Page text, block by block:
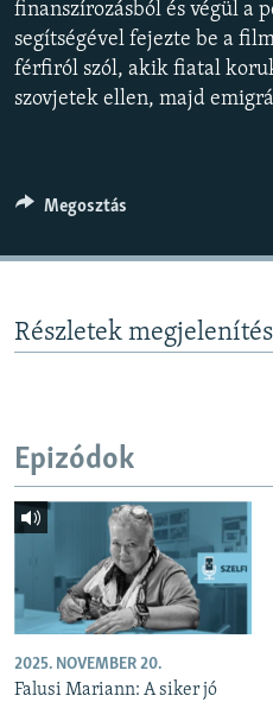
Valamennyi RFE/RL
finanszírozásból és végül a
segítségével fejezte be a
férfiról szól, akik fiatal
szovjetek ellen, majd
Megosztás
Részletek
Epizódok
2025. NOVEMBER 20.
Falusi Mariann: A siker jó